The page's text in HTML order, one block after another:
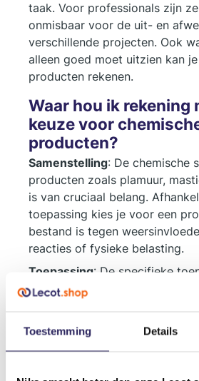
Toestemming Details
taak. Voor professionals zijn
onmisbaar voor de uit- en
verschillende projecten. Ook
alleen goed moet uitzien kan
producten rekenen.
Waar hou ik rekening
keuze voor
producten?
Samenstelling: De chemische
producten zoals plamuur,
is van cruciaal belang.
toepassing kies je voor een
bestand is tegen
reacties of fysieke belasting.
Toepassing: De specifieke
product is een tweede
bijvoorbeeld een chemische
plamuur die aansluit bij de